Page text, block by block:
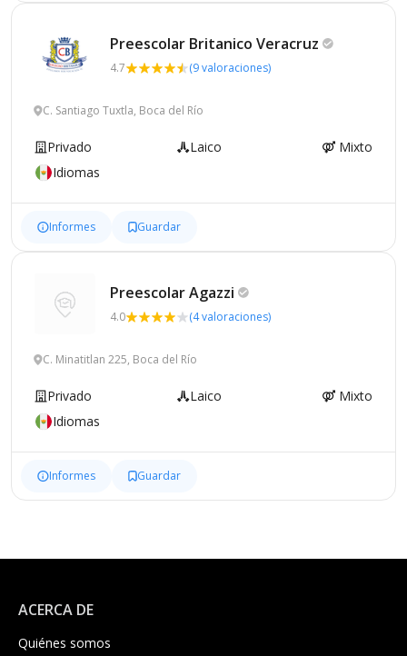
Preescolar Britanico Veracruz
4.7 (9 valoraciones)
C. Santiago Tuxtla, Boca del Río
Privado Laico
Mixto
Idiomas
Informes Guardar
PreescolarAgazzi
4.0 (4 valoraciones)
C. Minatitlan 225, Boca del Río
Privado Laico
Mixto
Idiomas
Informes Guardar
ACERCA DE
Quiénes somos